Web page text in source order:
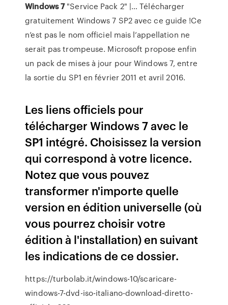
Windows7"Service Pack 2" |… Télécharger
gratuitement Windows 7 SP2 avec ce guide !Ce
n’est pas le nom officiel mais l’appellation ne
serait pas trompeuse. Microsoft propose enfin
un pack de mises à jour pour Windows 7, entre
la sortie du SP1 en février 2011 et avril 2016.
Les liens officiels pour
télécharger Windows 7 avec le
SP1 intégré. Choisissez la version
qui correspond à votre licence.
Notez que vous pouvez
transformer n'importe quelle
version en édition universelle (où
vous pourrez choisir votre
édition à l'installation) en suivant
les indications de ce dossier.
https://turbolab.it/windows-10/scaricare-
windows-7-dvd-iso-italiano-download-diretto-